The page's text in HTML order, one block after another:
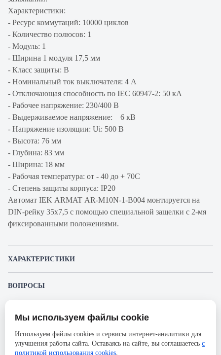
Характеристики:
- Ресурс коммутаций: 10000 циклов
- Количество полюсов: 1
- Модуль: 1
- Ширина 1 модуля 17,5 мм
- Класс защиты: В
- Номинальный ток выключателя: 4 А
- Отключающая способность по IEC 60947-2: 50 кА
- Рабочее напряжение: 230/400 В
- Выдерживаемое напряжение: 6 кВ
- Напряжение изоляции: Ui: 500 В
- Высота: 76 мм
- Глубина: 83 мм
- Ширина: 18 мм
- Рабочая температура: от - 40 до + 70С
- Степень защиты корпуса: IP20
Автомат IEK ARMAT AR-M10N-1-B004 монтируется на
DIN-рейку 35x7,5 с помощью специальной защелки с 2-мя
фиксированными положениями.
ХАРАКТЕРИСТИКИ
Производитель
Серия
ARMAT
ВОПРОСЫ
Пожалуйста, авторизуйтесь, чтобы иметь
Представленные изображения и характеристики могут отличаться от реального
без предварительного уведомления. Компания АйДистрибьют не несёт
ответственности в случае не соответствия текущей модели товаров фотографиям,
размещённым в карточке товара.
Мы используем файлы cookie
Используем файлы cookies и сервисы интернет-аналитики для
улучшения работы сайта. Оставаясь на сайте, вы соглашаетесь с
политикой использования cookies.